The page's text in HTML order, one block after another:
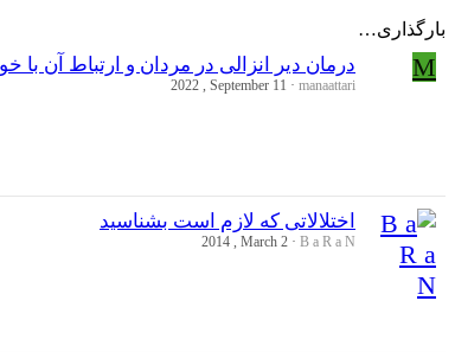
بارگذاری…
M درمان دیر انزالی در مردان و ارتباط آن با
manaattari
2022 , September 11
اختلالاتی که لازم است بشناسید
B a R a N
2014 , March 2